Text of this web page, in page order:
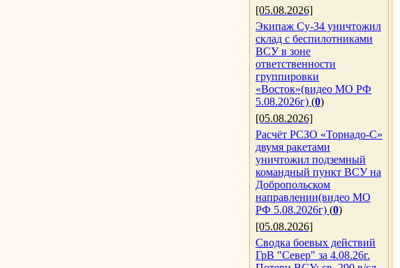
[05.08.2026]
Экипаж Су-34 уничтожил
склад с беспилотниками
ВСУ в зоне
ответственности
группировки
«Восток»(видео МО РФ
5.08.2026г) (0)
[05.08.2026]
Расчёт РСЗО «Торнадо-С»
двумя ракетами
уничтожил подземный
командный пункт ВСУ на
Добропольском
направлении(видео МО
РФ 5.08.2026г) (0)
[05.08.2026]
Сводка боевых действий
ГрВ "Север" за 4.08.26г.